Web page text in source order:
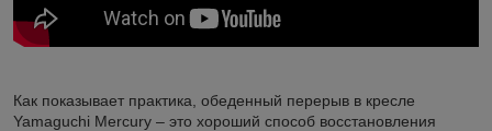
Как показывает практика, обеденный перерыв в кресле
Yamaguchi Mercury – это хороший способ восстановления